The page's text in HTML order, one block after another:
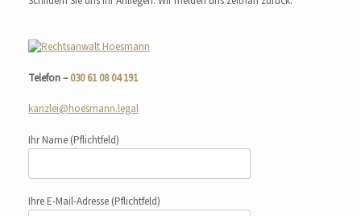
Telefon –030 61 08 04 191
kanzlei@hoesmann.legal
Ihr Name (Pflichtfeld)
Ihre E-Mail-Adresse (Pflichtfeld)